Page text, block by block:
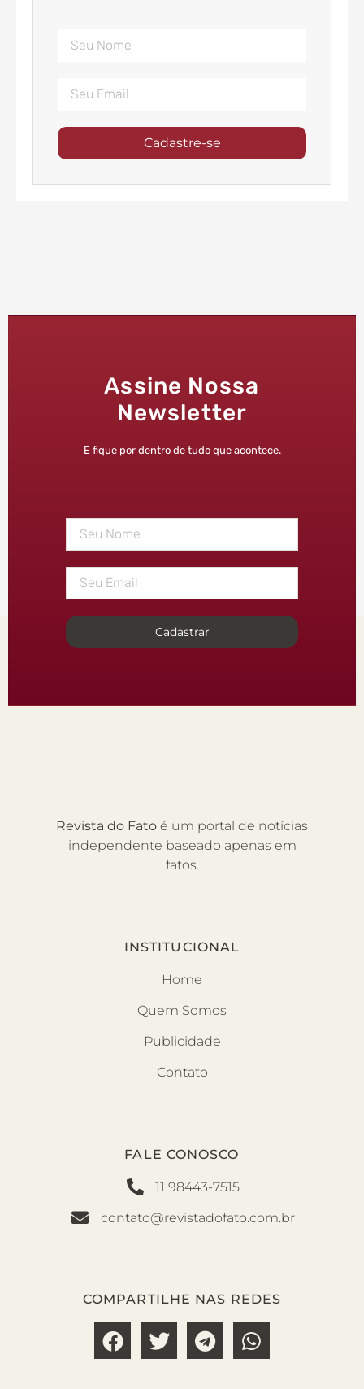
Cadastre-se
Assine Nossa
Newsletter
E fique por dentro de tudo que acontece.
Cadastrar
Revista do Fato é um portal de notícias
independente baseado apenas em
fatos.
INSTITUCIONAL
Home
Quem Somos
Publicidade
Contato
FALE CONOSCO
11 98443-7515
contato@revistadofato.com.br
COMPARTILHE NAS REDES